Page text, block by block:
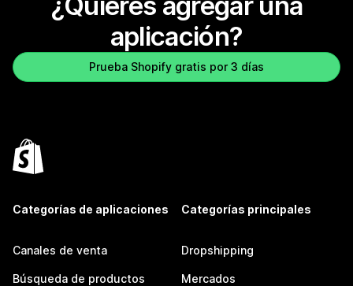
aplicación?
Prueba Shopify gratis por 3 días
Categorías de aplicaciones
Canales de venta
Búsqueda de productos
Categorías principales
Dropshipping
Mercados